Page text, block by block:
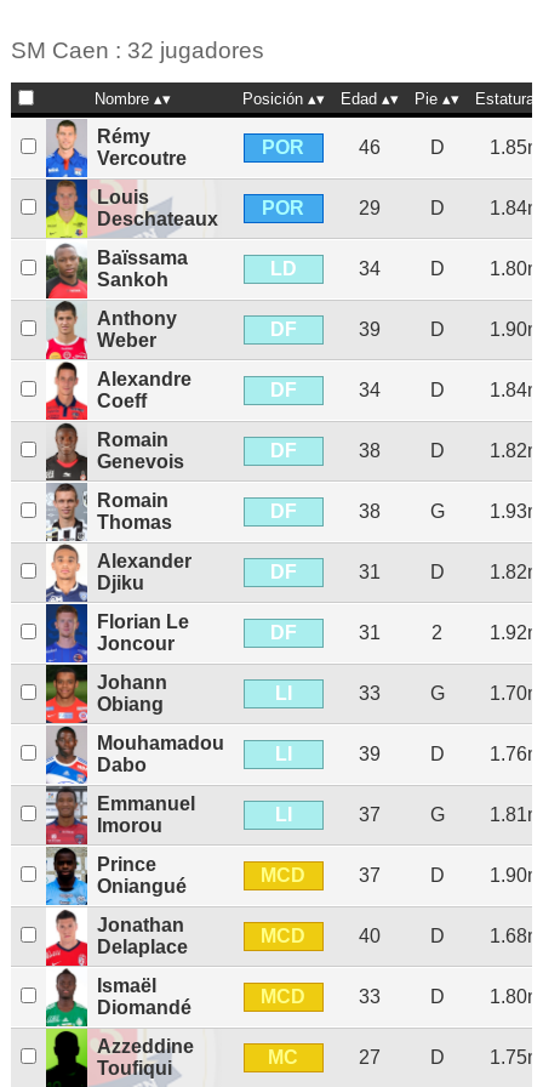
SM Caen : 32 jugadores
Nombre Posición Edad Pie Estatura
Rémy
Vercoutre
POR 46 D 1.85m
Louis
Deschateaux
POR 29 D 1.84m
Baïssama
Sankoh
LD 34 D 1.80m
Anthony
Weber
DF 39 D 1.90m
Alexandre
Coeff
DF 34 D 1.84m
Romain
Genevois
DF 38 D 1.82m
Romain
Thomas
DF 38 G 1.93m
Alexander
Djiku
DF 31 D 1.82m
Florian Le
Joncour
DF 31 2 1.92m
Johann
Obiang
LI 33 G 1.70m
Mouhamadou
Dabo
LI 39 D 1.76m
Emmanuel
Imorou
LI 37 G 1.81m
Prince
Oniangué
MCD 37 D 1.90m
Jonathan
Delaplace
MCD 40 D 1.68m
Ismaël
Diomandé
MCD 33 D 1.80m
Azzeddine
Toufiqui
MC 27 D 1.75m